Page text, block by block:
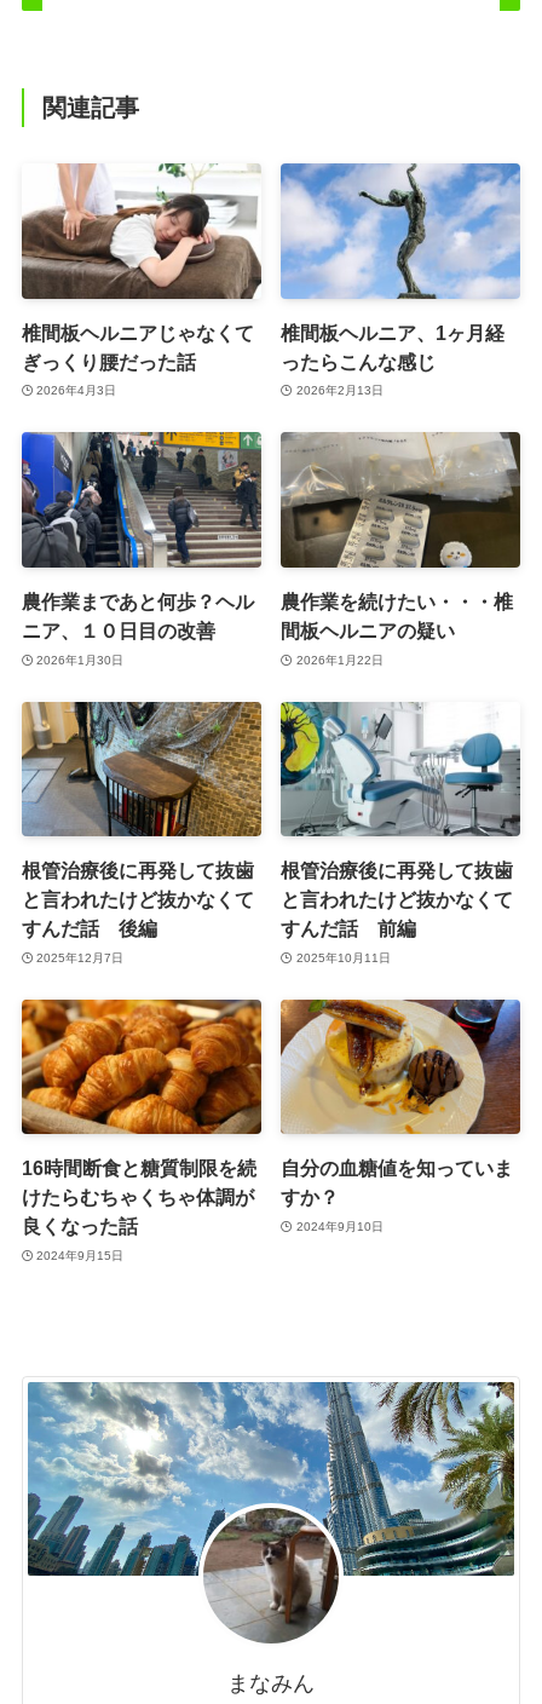
関連記事
椎間板ヘルニアじゃなくて
ぎっくり腰だった話
2026年4月3日
椎間板ヘルニア、1ヶ月経
ったらこんな感じ
2026年2月13日
農作業まであと何歩？ヘル
ニア、１０日目の改善
2026年1月30日
農作業を続けたい・・・椎
間板ヘルニアの疑い
2026年1月22日
根管治療後に再発して抜歯
と言われたけど抜かなくて
すんだ話 後編
2025年12月7日
根管治療後に再発して抜歯
と言われたけど抜かなくて
すんだ話 前編
2025年10月11日
16時間断食と糖質制限を続
けたらむちゃくちゃ体調が
良くなった話
2024年9月15日
自分の血糖値を知っていま
すか？
2024年9月10日
まなみん